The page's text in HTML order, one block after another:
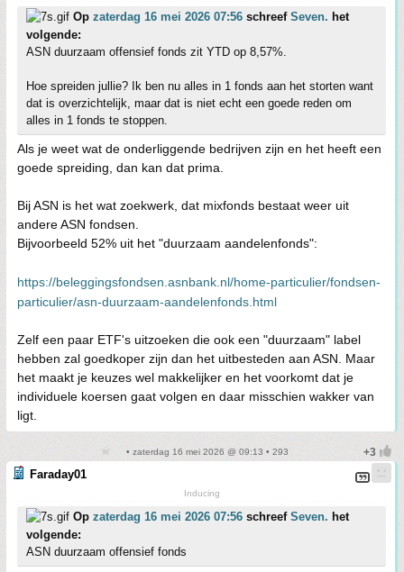
Op zaterdag 16 mei 2026 07:56 schreef Seven. het
volgende:
ASN duurzaam offensief fonds zit YTD op 8,57%.
Hoe spreiden jullie? Ik ben nu alles in 1 fonds aan het storten want
dat is overzichtelijk, maar dat is niet echt een goede reden om
alles in 1 fonds te stoppen.
Als je weet wat de onderliggende bedrijven zijn en het heeft een
goede spreiding, dan kan dat prima.
Bij ASN is het wat zoekwerk, dat mixfonds bestaat weer uit
andere ASN fondsen.
Bijvoorbeeld 52% uit het "duurzaam aandelenfonds":
https://beleggingsfondsen.asnbank.nl/home-particulier/fondsen-
particulier/asn-duurzaam-aandelenfonds.html
Zelf een paar ETF's uitzoeken die ook een "duurzaam" label
hebben zal goedkoper zijn dan het uitbesteden aan ASN. Maar
het maakt je keuzes wel makkelijker en het voorkomt dat je
individuele koersen gaat volgen en daar misschien wakker van
ligt.
• zaterdag 16 mei 2026 @ 09:13 • 293
Faraday01
Inducing
Op zaterdag 16 mei 2026 07:56 schreef Seven. het
volgende:
ASN duurzaam offensief fonds